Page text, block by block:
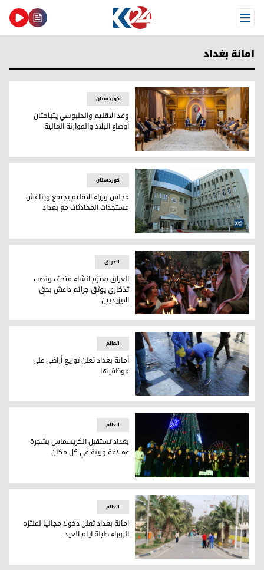
Open Menu
امانة بغداد
وفد الاقليم والحلبوسي يتباحثان أوضاع البلاد والموازنة المالية
کوردستان
وفد الاقليم والحلبوسي يتباحثان
أوضاع البلاد والموازنة المالية
مجلس وزراء اقليم كوردستان
کوردستان
مجلس وزراء الاقليم يجتمع ويناقش
مستجدات المحادثات مع بغداد
العراق يعتزم انشاء متحف ونصب تذكاري يوثق جرائم داعش بحق
العراق
العراق يعتزم انشاء متحف ونصب
تذكاري يوثق جرائم داعش بحق
الايزيديين
أمانة بغداد تعلن توزيع أراضي على موظفيها
العالم
أمانة بغداد تعلن توزيع أراضي على
موظفيها
بغداد تستقبل الكريسماس بشجرة عملاقة وزينة في كل مكان
العالم
بغداد تستقبل الكريسماس بشجرة
عملاقة وزينة في كل مكان
امانة بغداد تعلن دخولا مجانيا لمنتزه الزوراء طيلة ايام العيد
العالم
امانة بغداد تعلن دخولا مجانيا لمنتزه
الزوراء طيلة ايام العيد